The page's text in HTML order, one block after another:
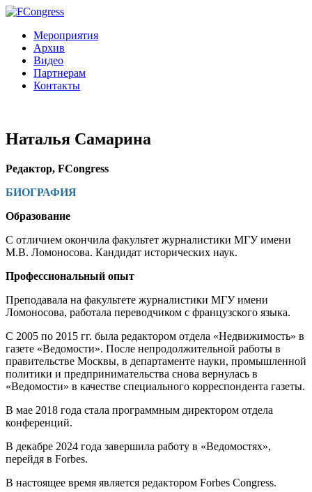
Мероприятия
Архив
Видео
Партнерам
Контакты
Наталья Самарина
Редактор, FCongress
БИОГРАФИЯ
Образование
С отличием окончила факультет журналистики МГУ имени
М.В. Ломоносова. Кандидат исторических наук.
Профессиональный опыт
Преподавала на факультете журналистики МГУ имени
Ломоносова, работала переводчиком с французского языка.
С 2005 по 2015 гг. была редактором отдела «Недвижимость» в
газете «Ведомости». После непродолжительной работы в
правительстве Москвы, в департаменте науки, промышленной
политики и предпринимательства снова вернулась в
«Ведомости» в качестве специального корреспондента газеты.
В мае 2018 года стала программным директором отдела
конференций.
В декабре 2024 года завершила работу в «Ведомостях»,
перейдя в Forbes.
В настоящее время является редактором Forbes Congress.